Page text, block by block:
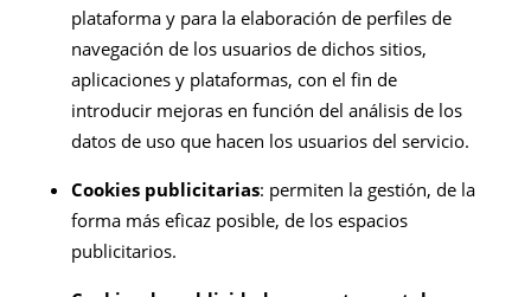
plataforma y para la elaboración de perfiles de
navegación de los usuarios de dichos sitios,
aplicaciones y plataformas, con el fin de
introducir mejoras en función del análisis de los
datos de uso que hacen los usuarios del servicio.
Cookies publicitarias: permiten la gestión, de la
forma más eficaz posible, de los espacios
publicitarios.